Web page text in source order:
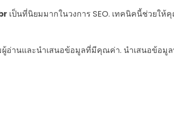
เป็นที่นิยมมากในวงการ SEO. เทคนิคนี้ช่วยให้
อ่านและนำเสนอข้อมูลที่มีคุณค่า. นำเสนอข้อมู